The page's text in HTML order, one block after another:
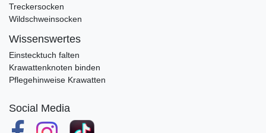
Treckersocken
Wildschweinsocken
Wissenswertes
Einstecktuch falten
Krawattenknoten binden
Pflegehinweise Krawatten
Social Media